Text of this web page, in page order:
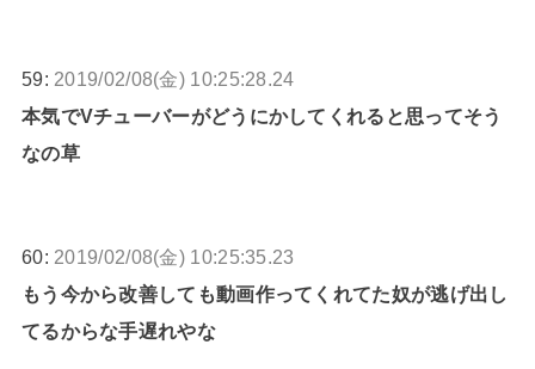
59: 2019/02/08(金) 10:25:28.24
本気でVチューバーがどうにかしてくれると思ってそう
なの草
60: 2019/02/08(金) 10:25:35.23
もう今から改善しても動画作ってくれてた奴が逃げ出し
てるからな手遅れやな